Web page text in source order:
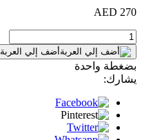
270 AED
أضف إلي العربة
بضغطة واحدة
يشارك: